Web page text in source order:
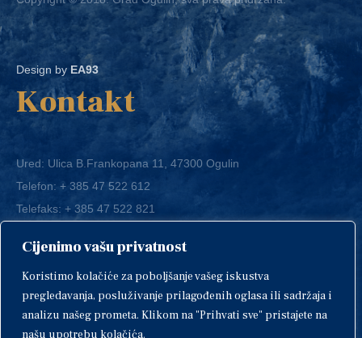
Cijenimo vašu privatnost
Koristimo kolačiće za poboljšanje vašeg iskustva
pregledavanja, posluživanje prilagođenih oglasa ili sadržaja i
analizu našeg prometa. Klikom na "Prihvati sve" pristajete na
našu upotrebu kolačića.
Design by EA93
Kontakt
Ured: Ulica B.Frankopana 11, 47300 Ogulin
Telefon:+ 385 47 522 612
Telefaks:+ 385 47 522 821
E-mail:grad-ogulin@ogulin.hr
IBAN: HR1424020061829700009